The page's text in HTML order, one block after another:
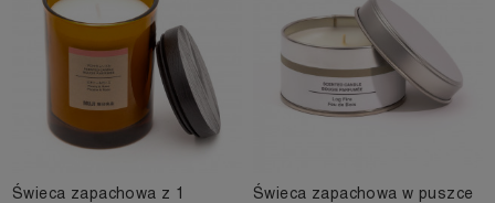
Świeca zapachowa z 1
Świeca zapachowa w puszce